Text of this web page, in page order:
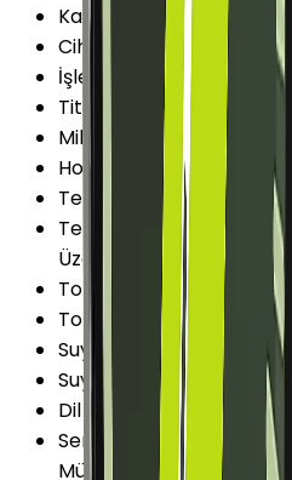
Kamera
Yok
Cihaz İşletim Sistemi
İşletim Sistemi Versiyonu
Titreşim
Var
Mikrofon
Var
Hoparlör
Var
Telefon Görüşmesi
Var
Telefon Görüşmesi Şekli
Üzerinden
Toza Dayanıklılık
:
Toza Dayanıklılık
Suya Dayanıklılık
:
Suya Dayanıklılık
Dil Desteği :
Türkçe
Servis ve Uygulamalar
:
Müzik Çalar Kontrolü